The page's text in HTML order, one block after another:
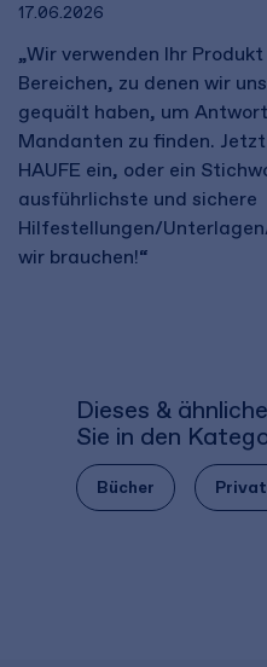
17.06.2026
„Wir verwenden Ihr
Bereichen, zu denen wir
gequält haben, um
Mandanten zu finden.
HAUFE ein, oder ein
ausführlichste und sichere
Hilfestellungen/
wir brauchen!“
Dieses &
Sie in den
Bücher